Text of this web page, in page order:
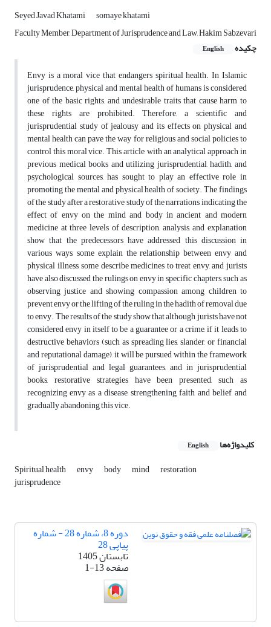
Seyed Javad Khatami
somaye khatami
Faculty Member, Department of Jurisprudence and Law, Hakim Sabzevari
چکیده
English
Envy is a moral vice that endangers spiritual health. In Islamic
jurisprudence, physical and mental health of humans is considered
one of the basic rights, and undesirable traits that cause harm to
these rights are prohibited. Therefore, a scientific and
jurisprudential study of jealousy and its effects on physical and
mental health can pave the way for religious and social policies to
control this moral vice. This article, with an analytical approach in
previous medical books and utilizing jurisprudential, hadith, and
psychological sources, has sought to play an effective role in
promoting the mental and physical health of society. The findings
of the study after a restorative study of the narrations indicating the
effect of envy on the mind and body in ancient and modern
medicine at three levels of description, analysis, and explanation
show that the predecessors have addressed this discussion in
various ways, some explain the relationship between envy and
physical illness, some describe medicines to treat envy, and jurists
have also discussed the rulings on envy in specific chapters, such as
observing justice and showing compassion among children to
prevent envy or the lifting of the ruling in the hadith of removal due
to envy. The results of the study show that although jurists have not
considered envy in itself to be a guarantee or a crime, if it leads to
destructive behaviors (such as spreading lies, slander, or financial
and reputational damage), it will be pursued within the framework
of jurisprudential and legal guarantees, and in jurisprudential
books, restorative strategies have been presented, such as
recognizing envy as a disease, strengthening faith and belief, and
gradually abandoning this vice.
کلیدواژه‌ها English
Spiritual health envy body mind restoration
jurisprudence
دوره 8، شماره 28 - شماره
پیاپی 28
تابستان 1405
صفحه1-13